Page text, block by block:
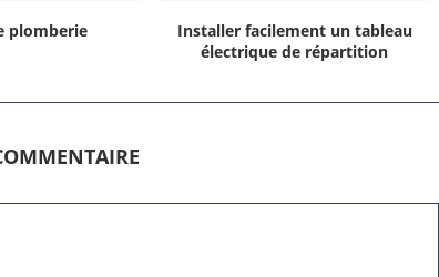
plomberie
Installer facilement un tableau
électrique de répartition